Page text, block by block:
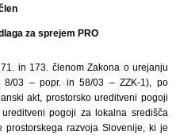
za sprejem PRO
in 173. členom Zakona o urejanju
8/03 – popr. in 58/03 – ZZK-1), po
akt, prostorsko ureditveni pogoji
pogoji za lokalna središča
razvoja Slovenije, ki je